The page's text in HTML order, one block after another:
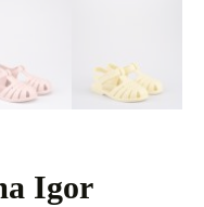
Igor